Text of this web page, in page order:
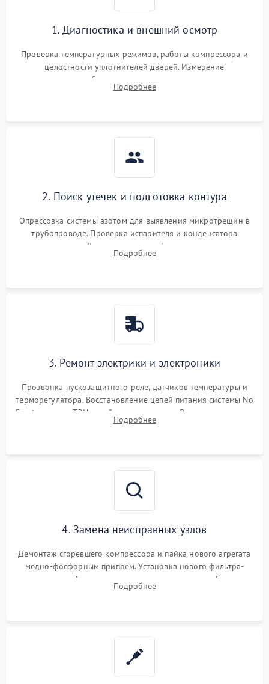
1. Диагностика и внешний осмотр
Проверка температурных режимов, работы компрессора и
целостности уплотнителей дверей. Измерение
сопротивления обмоток мотора, проверка термостата и
считывание кодов ошибок с электронного дисплея.
Подробнее
2. Поиск утечек и подготовка контура
Опрессовка системы азотом для выявления микротрещин в
трубопроводе. Проверка испарителя и конденсатора
течеискателем. Демонтаж старого фильтра-осушителя и
продувка капиллярной трубки для устранения засоров.
Подробнее
3. Ремонт электрики и электроники
Прозвонка пускозащитного реле, датчиков температуры и
терморегулятора. Восстановление цепей питания системы No
Frost, включая ТЭН оттайки и вентилятор. Ремонт или замена
платы управления при сбоях алгоритмов.
Подробнее
4. Замена неисправных узлов
Демонтаж сгоревшего компрессора и пайка нового агрегата
медно-фосфорным припоем. Установка нового фильтра-
осушителя. Замена изношенных вентиляторов обдува,
сломанных заслонок или поврежденных дверных петель.
Подробнее